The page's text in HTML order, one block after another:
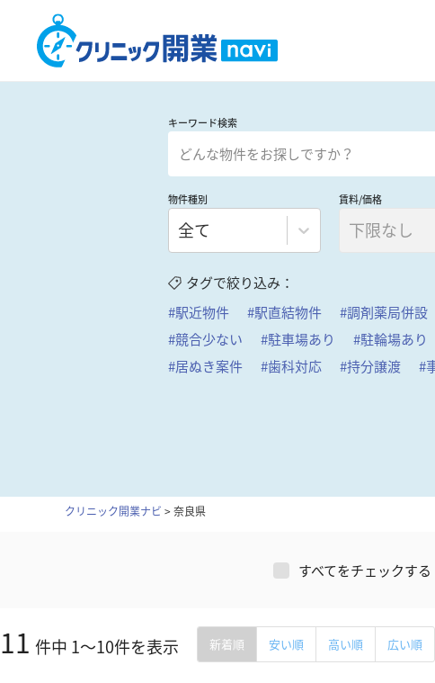
キーワード検索
物件種別
全て
賃料/価格
下限なし
タグで絞り込み：
#駅近物件 #駅直結物件 #調剤薬局併設
#競合少ない #駐車場あり #駐輪場あり
#居ぬき案件 #歯科対応 #持分譲渡 #
クリニック開業ナビ >奈良県
すべてをチェックする
11 件中 1～10件を表示 新着順 安い順 高い順 広い順